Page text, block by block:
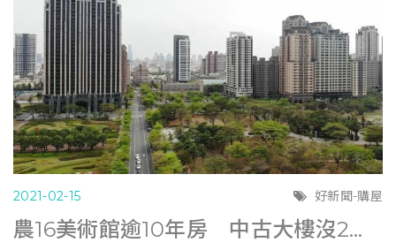
2021-02-15 好新聞-購屋
農16美術館逾10年房 中古大樓沒2字頭買不到 (蘋果新聞0210)